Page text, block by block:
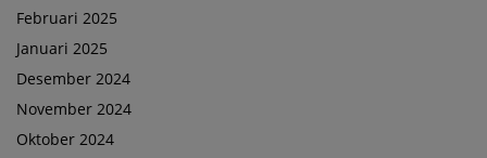
Februari 2025
Januari 2025
Desember 2024
November 2024
Oktober 2024